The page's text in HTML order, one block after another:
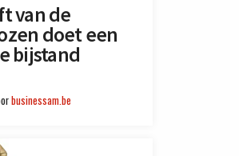
van de
doet een
bijstand
businessam.be